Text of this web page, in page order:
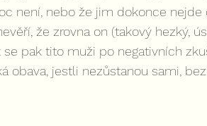
není, nebo že jim dokonce nejde
že zrovna on (takový hezký,
pak tito muži po negativních
jestli nezůstanou sami, bez